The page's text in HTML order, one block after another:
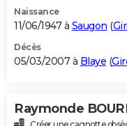
Naissance
11/06/1947 à Saugon (
Décès
05/03/2007 à Blaye (
Raymonde